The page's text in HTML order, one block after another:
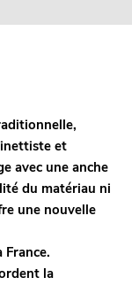
et
avec une anche
du matériau ni
une nouvelle
France.
la